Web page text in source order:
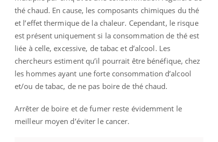
thé chaud. En cause, les composants chimiques du thé
et l’effet thermique de la chaleur. Cependant, le risque
est présent uniquement si la consommation de thé est
liée à celle, excessive, de tabac et d’alcool. Les
chercheurs estiment qu’il pourrait être bénéfique, chez
les hommes ayant une forte consommation d’alcool
et/ou de tabac, de ne pas boire de thé chaud.
Arrêter de boire et de fumer reste évidemment le
meilleur moyen d’éviter le cancer.